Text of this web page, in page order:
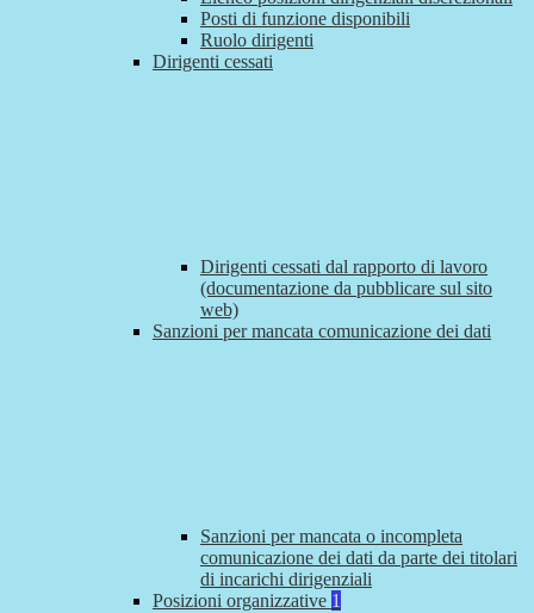
Posti di funzione disponibili
Ruolo dirigenti
Dirigenti cessati
Dirigenti cessati dal rapporto di lavoro
(documentazione da pubblicare sul sito
web)
Sanzioni per mancata comunicazione dei dati
Sanzioni per mancata o incompleta
comunicazione dei dati da parte dei titolari
di incarichi dirigenziali
Posizioni organizzative 1